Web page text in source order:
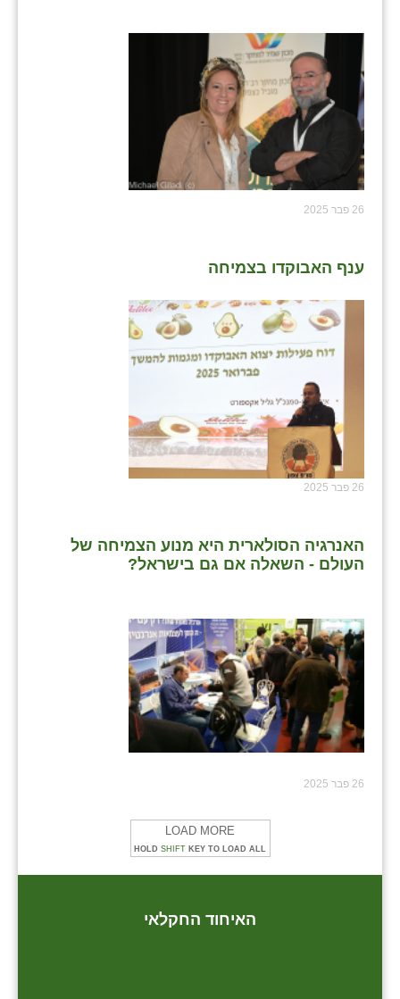
26 פבר 2025
ענף האבוקדו בצמיחה
26 פבר 2025
האנרגיה הסולארית היא מנוע הצמיחה של
העולם - השאלה אם גם בישראל?
26 פבר 2025
LOAD MORE
HOLD SHIFT KEY TO LOAD ALL
האיחוד החקלאי